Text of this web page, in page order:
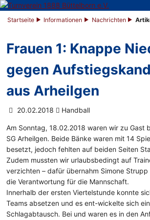
Startseite Informationen Nachrichten
Frauen 1: Knappe
gegen
aus Arheilgen
20.02.2018 Handball
Am Sonntag, 18.02.2018 waren wir zu Gast
SG Arheilgen. Beide Bänke waren mit 14
besetzt, jedoch fehlten auf beiden Seiten
Zudem mussten wir urlaubsbedingt auf
verzichten – dafür übernahm Simone
die Verantwortung für die Mannschaft.
Innerhalb der ersten Viertelstunde konnte
Teams absetzen und es ent-wickelte sich
Schlagabtausch. Bei und waren es in den